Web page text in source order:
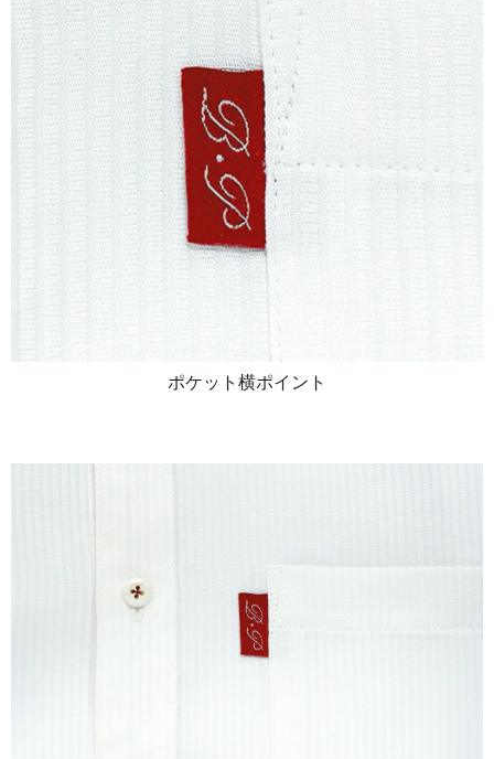
ポケット横ポイント